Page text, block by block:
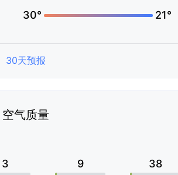
30° 21°
30天预报
空气质量
3 9 38